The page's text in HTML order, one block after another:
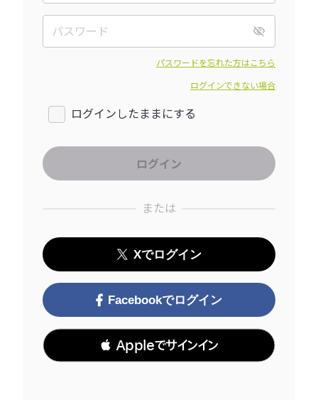
パスワードを忘れた方はこちら
ログインできない場合
ログインしたままにする
または
Xでログイン
Facebookでログイン
 Appleでサインイン